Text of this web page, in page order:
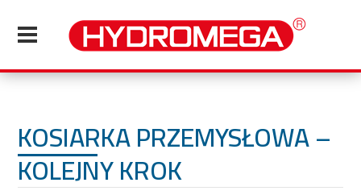
KOSIARKA PRZEMYSŁOWA –
KOLEJNY KROK